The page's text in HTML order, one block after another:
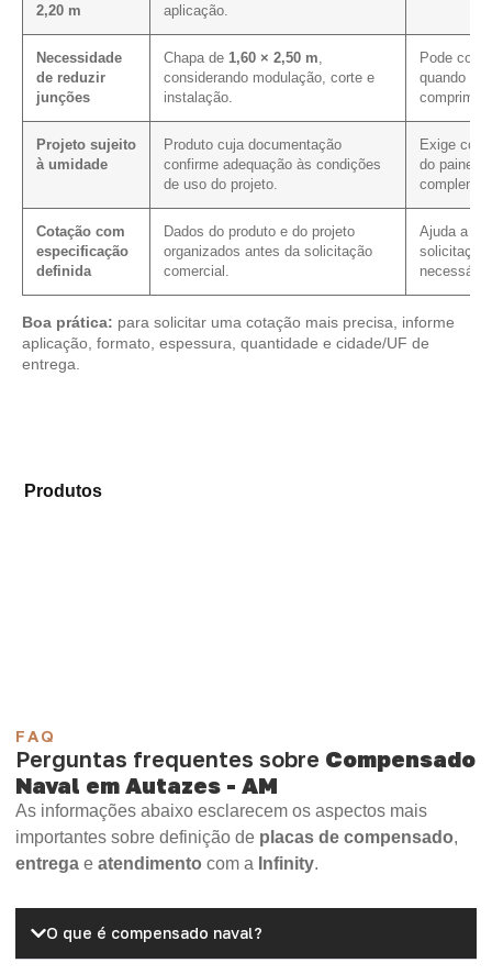
2,20 m
aplicação.
Necessidade
de reduzir
junções
Chapa de 1,60 × 2,50 m
considerando modulação, corte e
instalação.
Pode
quando a
Projeto sujeito
à umidade
Produto cuja documentação
confirme adequação às condições
de uso do projeto.
Exige
do painel
Cotação com
especificação
definida
Dados do produto e do projeto
organizados antes da solicitação
comercial.
Ajuda a
necessário.
Boa prática: para solicitar uma cotação mais precisa, informe
aplicação, formato, espessura, quantidade e cidade/UF de
entrega.
Produtos
FAQ
Perguntas frequentes sobre Compensado
Naval em Autazes - AM
As informações abaixo esclarecem os aspectos mais
importantes sobre definição de placas de compensado,
entrega e atendimento com a Infinity.
O que é compensado naval?